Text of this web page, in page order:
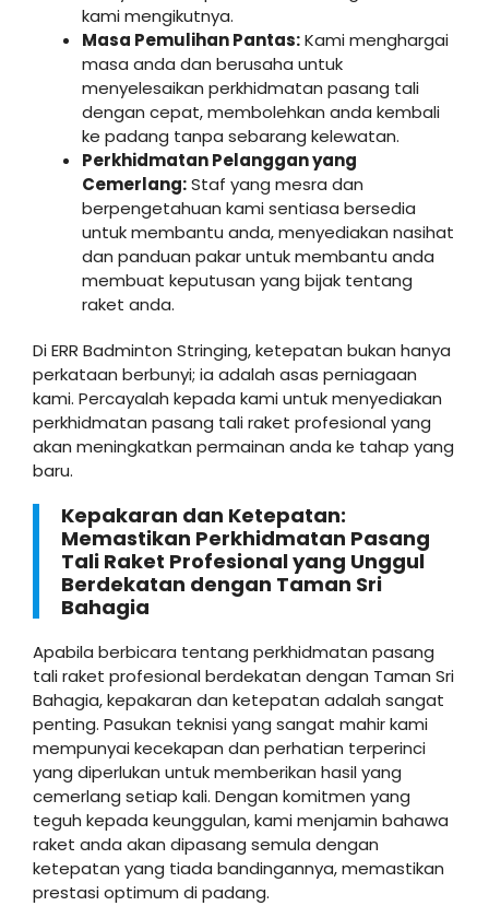
kami mengikutnya.
Masa Pemulihan Pantas:Kami menghargai
masa anda dan berusaha untuk
menyelesaikan perkhidmatan pasang tali
dengan cepat, membolehkan anda kembali
ke padang tanpa sebarang kelewatan.
Perkhidmatan Pelanggan yang
Cemerlang:Staf yang mesra dan
berpengetahuan kami sentiasa bersedia
untuk membantu anda, menyediakan nasihat
dan panduan pakar untuk membantu anda
membuat keputusan yang bijak tentang
raket anda.
Di ERR Badminton Stringing, ketepatan bukan hanya
perkataan berbunyi; ia adalah asas perniagaan
kami. Percayalah kepada kami untuk menyediakan
perkhidmatan pasang tali raket profesional yang
akan meningkatkan permainan anda ke tahap yang
baru.
Kepakaran dan Ketepatan:
Memastikan Perkhidmatan Pasang
Tali Raket Profesional yang Unggul
Berdekatan dengan Taman Sri
Bahagia
Apabila berbicara tentang perkhidmatan pasang
tali raket profesional berdekatan dengan Taman Sri
Bahagia, kepakaran dan ketepatan adalah sangat
penting. Pasukan teknisi yang sangat mahir kami
mempunyai kecekapan dan perhatian terperinci
yang diperlukan untuk memberikan hasil yang
cemerlang setiap kali. Dengan komitmen yang
teguh kepada keunggulan, kami menjamin bahawa
raket anda akan dipasang semula dengan
ketepatan yang tiada bandingannya, memastikan
prestasi optimum di padang.